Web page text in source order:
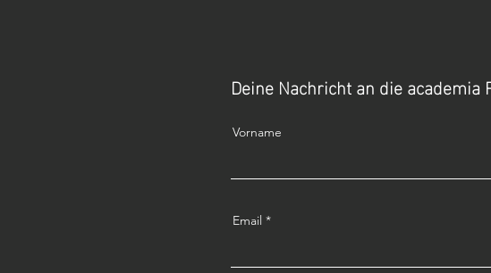
Deine Nachricht an die academia
Vorname
Email